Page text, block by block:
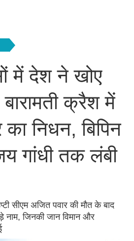
में देश ने खोए
क्रैश में
निधन, बिपिन
गांधी तक लंबी
सीएम अजित पवार की मौत के बाद
जिनकी जान विमान और